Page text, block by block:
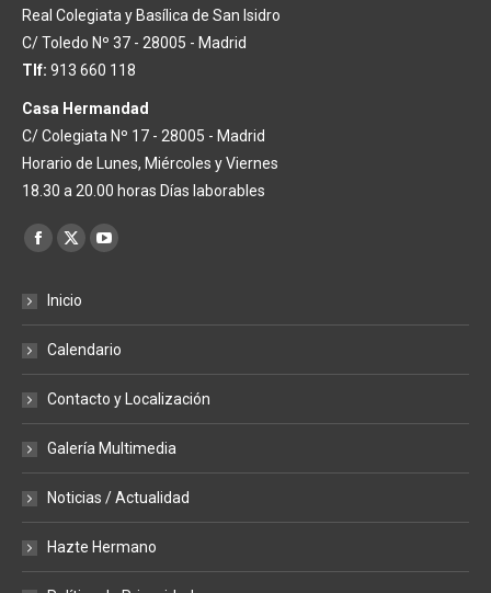
Real Colegiata y Basílica de San Isidro
C/ Toledo Nº 37 - 28005 - Madrid
Tlf: 913 660 118
Casa Hermandad
C/ Colegiata Nº 17 - 28005 - Madrid
Horario de Lunes, Miércoles y Viernes
18.30 a 20.00 horas Días laborables
Encuéntranos en:
Facebook
opens
new
window
X
opens
window
YouTube
window
Inicio
Calendario
Contacto y Localización
Galería Multimedia
Noticias / Actualidad
Hazte Hermano